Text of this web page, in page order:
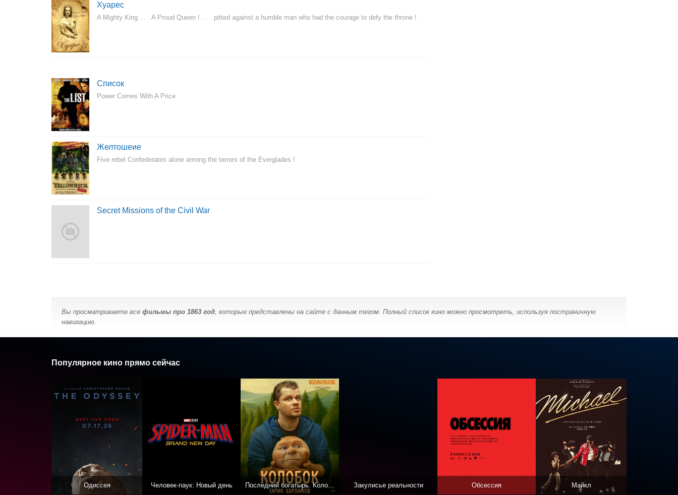
Хуарес
A Mighty King . . . A Proud Queen ! . . . pitted against a humble man who had the courage to defy the throne !
Список
Power Comes With A Price
Желтошеие
Five rebel Confederates alone among the terrors of the Everglades !
Secret Missions of the Civil War
Вы просматриваете все фильмы про 1863 год, которые представлены на сайте с данным тегом. Полный список кино можно просмотреть, используя постраничную
навигацию.
Популярное кино прямо сейчас
Одиссея Человек-паук: Новый день Последний богатырь. Колобок Закулисье реальности Обсессия Майкл